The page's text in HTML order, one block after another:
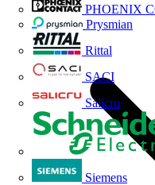
PHOENIX
Prysmian
Rittal
SACI
Salicru
Siemens